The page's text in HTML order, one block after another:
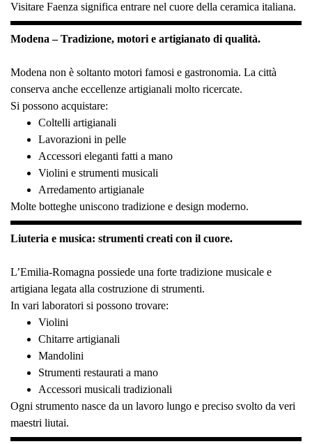
Visitare Faenza significa entrare nel cuore della ceramica italiana.
Modena – Tradizione, motori e artigianato di qualità.
Modena non è soltanto motori famosi e gastronomia. La città
conserva anche eccellenze artigianali molto ricercate.
Si possono acquistare:
Coltelli artigianali
Lavorazioni in pelle
Accessori eleganti fatti a mano
Violini e strumenti musicali
Arredamento artigianale
Molte botteghe uniscono tradizione e design moderno.
Liuteria e musica: strumenti creati con il cuore.
L’Emilia-Romagna possiede una forte tradizione musicale e
artigiana legata alla costruzione di strumenti.
In vari laboratori si possono trovare:
Violini
Chitarre artigianali
Mandolini
Strumenti restaurati a mano
Accessori musicali tradizionali
Ogni strumento nasce da un lavoro lungo e preciso svolto da veri
maestri liutai.